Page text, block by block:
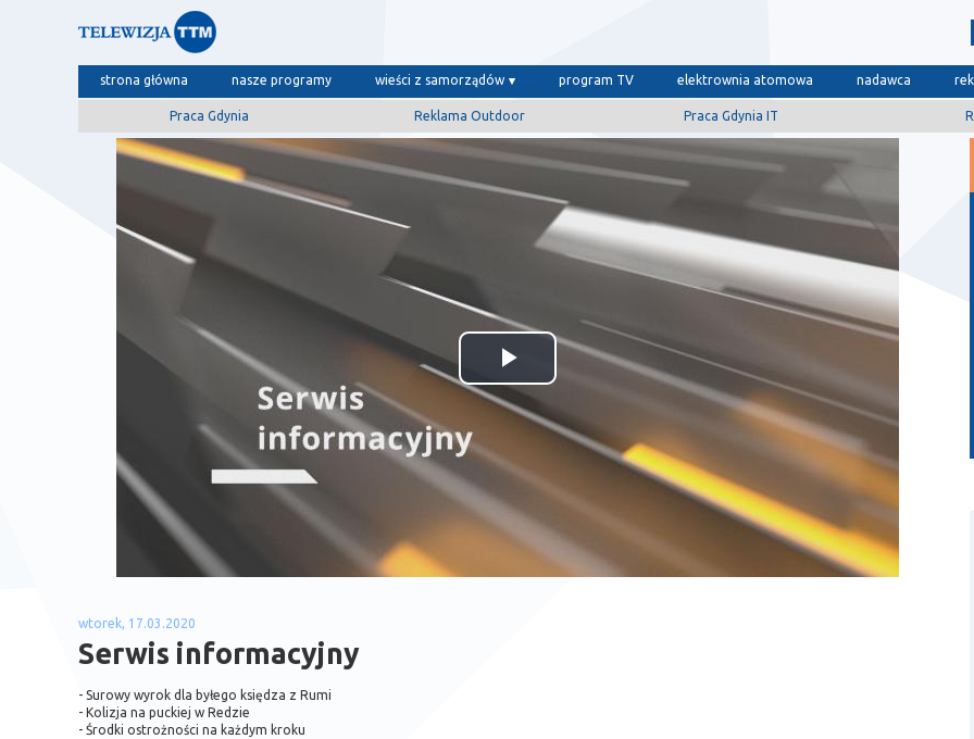
strona główna nasze programy wieści z samorządów program TV elektrownia atomowa nadawca
Praca Gdynia Reklama Outdoor Praca Gdynia IT
Odtwórz
wideo
wtorek, 17.03.2020
Serwis informacyjny
- Surowy wyrok dla byłego księdza z Rumi
- Kolizja na puckiej w Redzie
- Środki ostrożności na każdym kroku